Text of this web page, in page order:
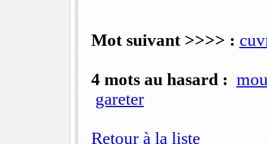
Mot suivant >>>> :
4 mots au hasard :
gareter
Retour à la liste